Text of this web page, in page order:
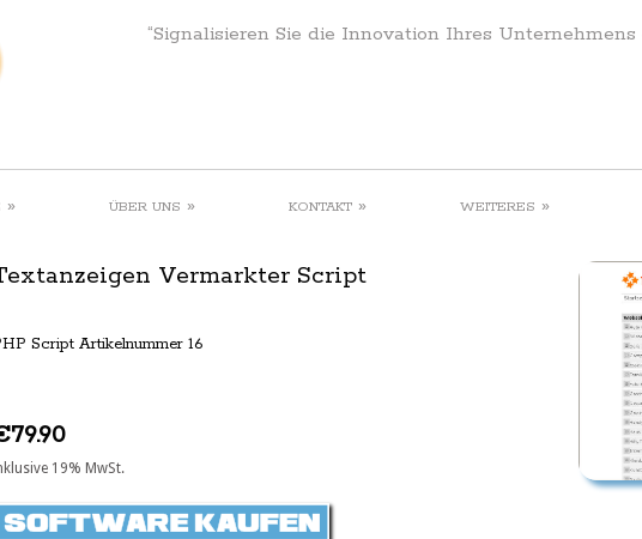
“Signalisieren Sie die Innovation Ihres
» ÜBER UNS » KONTAKT » WEITERES »
Vermarkter Script
Script Artikelnummer 16
19% MwSt.